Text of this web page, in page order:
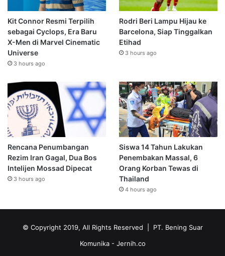
Kit Connor Resmi Terpilih
sebagai Cyclops, Era Baru
X-Men di Marvel Cinematic
Universe
3 hours ago
Rodri Beri Lampu Hijau ke
Barcelona, Siap Tinggalkan
Etihad
3 hours ago
Rencana Penumbangan
Rezim Iran Gagal, Dua Bos
Intelijen Mossad Dipecat
3 hours ago
Siswa 14 Tahun Lakukan
Penembakan Massal, 6
Orang Korban Tewas di
Thailand
4 hours ago
© Copyright 2019, All Rights Reserved | PT. Bening Suar
Komunika - Jernih.co